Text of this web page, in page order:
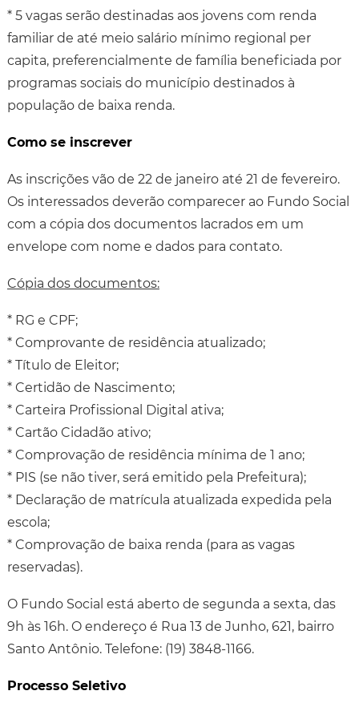
* 5 vagas serão destinadas aos jovens com renda
familiar de até meio salário mínimo regional per
capita, preferencialmente de família beneficiada por
programas sociais do município destinados à
população de baixa renda.
Como se inscrever
As inscrições vão de 22 de janeiro até 21 de fevereiro.
Os interessados deverão comparecer ao Fundo Social
com a cópia dos documentos lacrados em um
envelope com nome e dados para contato.
Cópia dos documentos:
* RG e CPF;
* Comprovante de residência atualizado;
* Título de Eleitor;
* Certidão de Nascimento;
* Carteira Profissional Digital ativa;
* Cartão Cidadão ativo;
* Comprovação de residência mínima de 1 ano;
* PIS (se não tiver, será emitido pela Prefeitura);
* Declaração de matrícula atualizada expedida pela
escola;
* Comprovação de baixa renda (para as vagas
reservadas).
O Fundo Social está aberto de segunda a sexta, das
9h às 16h. O endereço é Rua 13 de Junho, 621, bairro
Santo Antônio. Telefone: (19) 3848-1166.
Processo Seletivo